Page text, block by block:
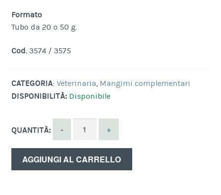
Formato
Tubo da 20 o 50 g.
Cod.3574 / 3575
CATEGORIA: Veterinaria Mangimi complementari
DISPONIBILITÀ: Disponibile
QUANTITÀ:
AGGIUNGI AL CARRELLO